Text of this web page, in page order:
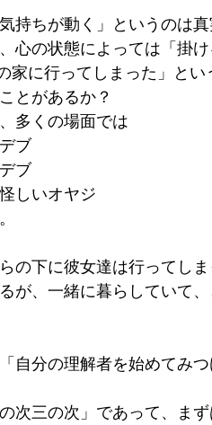
持ちが動く」というのは真
心の状態によっては「掛
家に行ってしまった」と
とがあるか？
多くの場面では
ブ
ブ
しいオヤジ
の下に彼女達は行ってしま
が、一緒に暮らしていて
自分の理解者を始めてみ
次三の次」であって、ま